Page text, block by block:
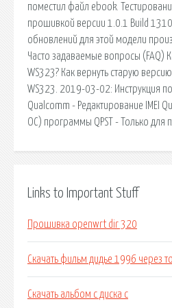
поместил файл ebook.
прошивкой версии 1.0.1 Build
обновлений для этой модели
Часто задаваемые вопросы (FAQ)
WS323? Как вернуть старую
WS323. 2019-03-02: Инструкция по
Qualcomm - Редактирование IMEI
ОС) программы QPST - Только для
Links to Important Stuff
Прошивка openwrt dir 320
Скачать фильм дидье 1996 через
Скачать альбом с диска с